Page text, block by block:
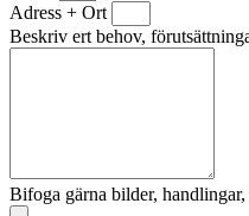
Adress + Ort
Beskriv ert behov,
Bifoga gärna bilder,